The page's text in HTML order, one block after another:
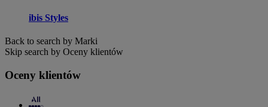
ibis Styles
Back to search by Marki
Skip search by Oceny klientów
Oceny klientów